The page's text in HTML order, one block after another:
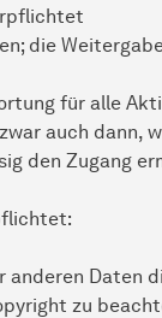
die
für alle
auch dann,
den Zugang
anderen Daten
zu